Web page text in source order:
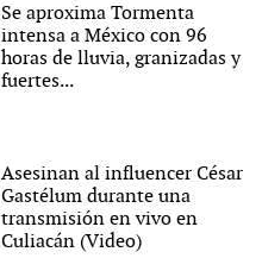
Se aproxima Tormenta
intensa a México con 96
horas de lluvia, granizadas y
fuertes...
Asesinan al influencer César
Gastélum durante una
transmisión en vivo en
Culiacán (Video)